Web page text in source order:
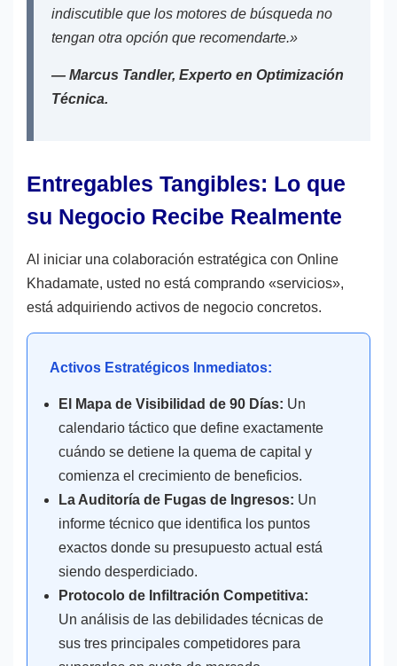
indiscutible que los motores de búsqueda no
tengan otra opción que recomendarte.»
— Marcus Tandler, Experto en Optimización
Técnica.
Entregables Tangibles: Lo que
su Negocio Recibe Realmente
Al iniciar una colaboración estratégica con Online
Khadamate, usted no está comprando «servicios»,
está adquiriendo activos de negocio concretos.
Activos Estratégicos Inmediatos:
El Mapa de Visibilidad de 90 Días: Un
calendario táctico que define exactamente
cuándo se detiene la quema de capital y
comienza el crecimiento de beneficios.
La Auditoría de Fugas de Ingresos: Un
informe técnico que identifica los puntos
exactos donde su presupuesto actual está
siendo desperdiciado.
Protocolo de Infiltración Competitiva:
Un análisis de las debilidades técnicas de
sus tres principales competidores para